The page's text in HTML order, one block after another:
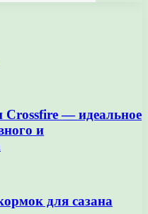
— идеальное
и
для сазана